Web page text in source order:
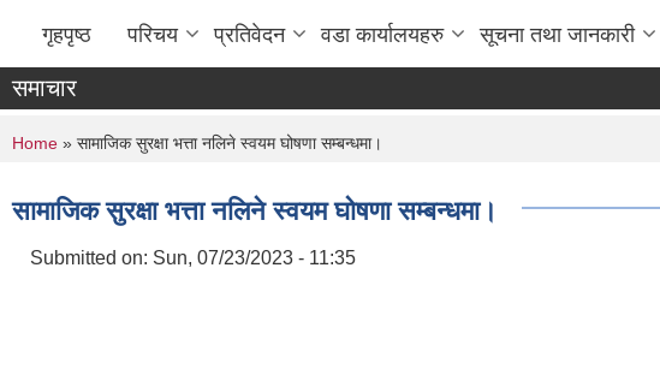
गृहपृष्ठ परिचय प्रतिवेदन वडा कार्यालयहरु सूचना तथा जानकारी
समाचार
You are here
Home » सामाजिक सुरक्षा भत्ता नलिने स्वयम घोषणा सम्बन्धमा।
सामाजिक सुरक्षा भत्ता नलिने स्वयम घोषणा सम्बन्धमा।
Submitted on: Sun, 07/23/2023 - 11:35